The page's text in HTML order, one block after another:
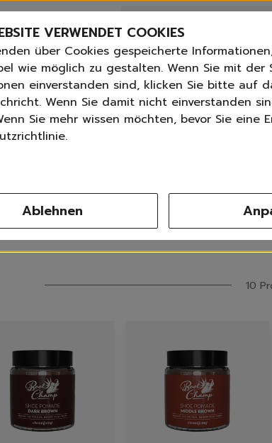
GANGLETTERabonnieren
⭐️ 4,8 TrustPilot score📦 Versand
Sortieren nach
10
VERWENDET COOKIES
über Cookies gespeicherte
wie möglich zu gestalten. Wenn Sie mit
einverstanden sind, klicken Sie bitte auf
Wenn Sie damit nicht einverstanden
Sie mehr wissen möchten, bevor Sie
Ablehnen